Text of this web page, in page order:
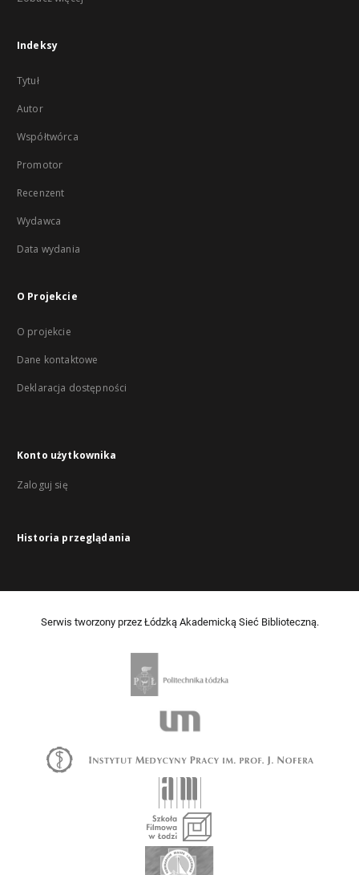
Indeksy
Tytuł
Autor
Współtwórca
Promotor
Recenzent
Wydawca
Data wydania
O Projekcie
O projekcie
Dane kontaktowe
Deklaracja dostępności
Konto użytkownika
Zaloguj się
Historia przeglądania
Serwis tworzony przez Łódzką Akademicką Sieć Biblioteczną.